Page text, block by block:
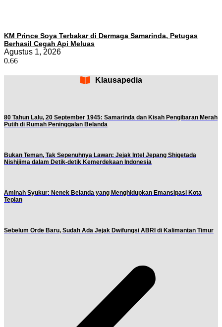
KM Prince Soya Terbakar di Dermaga Samarinda, Petugas
Berhasil Cegah Api Meluas
Agustus 1, 2026
Klausapedia
80 Tahun Lalu, 20 September 1945: Samarinda dan Kisah Pengibaran Merah
Putih di Rumah Peninggalan Belanda
Bukan Teman, Tak Sepenuhnya Lawan: Jejak Intel Jepang Shigetada
Nishijima dalam Detik-detik Kemerdekaan Indonesia
Aminah Syukur: Nenek Belanda yang Menghidupkan Emansipasi Kota
Tepian
Sebelum Orde Baru, Sudah Ada Jejak Dwifungsi ABRI di Kalimantan Timur